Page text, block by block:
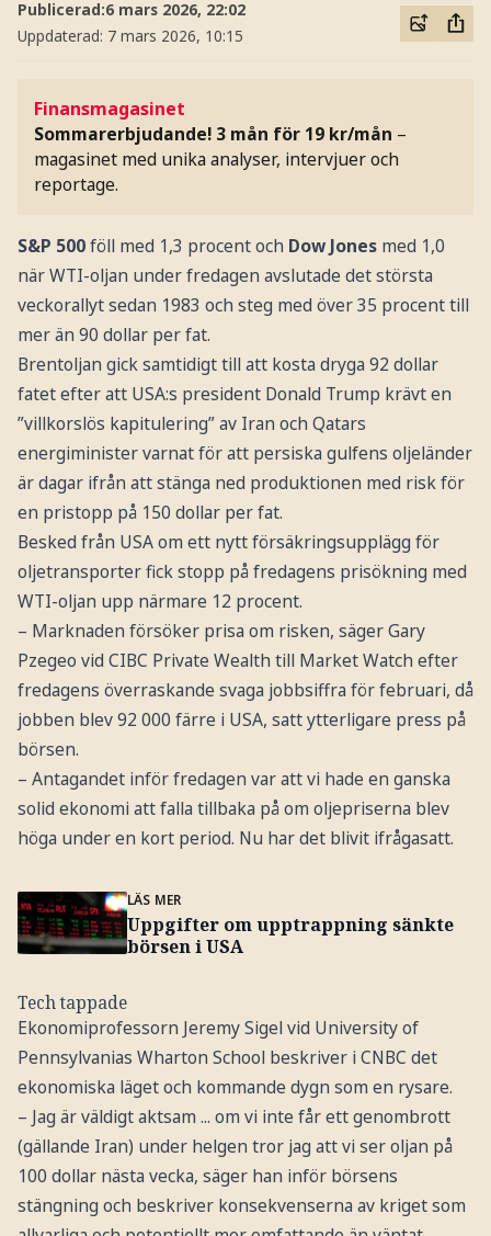
Publicerad:6 mars 2026, 22:02
Uppdaterad: 7 mars 2026, 10:15
Finansmagasinet
Sommarerbjudande! 3 mån för 19 kr/mån –
magasinet med unika analyser, intervjuer och
reportage.
S&P 500föll med 1,3 procent och Dow Jones med 1,0
när WTI-oljan under fredagen avslutade det största
veckorallyt sedan 1983 och steg med över 35 procent till
mer än 90 dollar per fat.
Brentoljan gick samtidigt till att kosta dryga 92 dollar
fatet efter att USA:s president Donald Trump krävt en
”villkorslös kapitulering” av Iran och Qatars
energiminister varnat för att persiska gulfens oljeländer
är dagar ifrån att stänga ned produktionen med risk för
en pristopp på 150 dollar per fat.
Besked från USA om ett nytt försäkringsupplägg för
oljetransporter fick stopp på fredagens prisökning med
WTI-oljan upp närmare 12 procent.
– Marknaden försöker prisa om risken, säger Gary
Pzegeo vid CIBC Private Wealth till Market Watch efter
fredagens överraskande svaga jobbsiffra för februari, då
jobben blev 92 000 färre i USA, satt ytterligare press på
börsen.
– Antagandet inför fredagen var att vi hade en ganska
solid ekonomi att falla tillbaka på om oljepriserna blev
höga under en kort period. Nu har det blivit ifrågasatt.
LÄS MER
Uppgifter om upptrappning sänkte
börsen i USA
Tech tappade
Ekonomiprofessorn Jeremy Sigel vid University of
Pennsylvanias Wharton School beskriver i CNBC det
ekonomiska läget och kommande dygn som en rysare.
– Jag är väldigt aktsam ... om vi inte får ett genombrott
(gällande Iran) under helgen tror jag att vi ser oljan på
100 dollar nästa vecka, säger han inför börsens
stängning och beskriver konsekvenserna av kriget som